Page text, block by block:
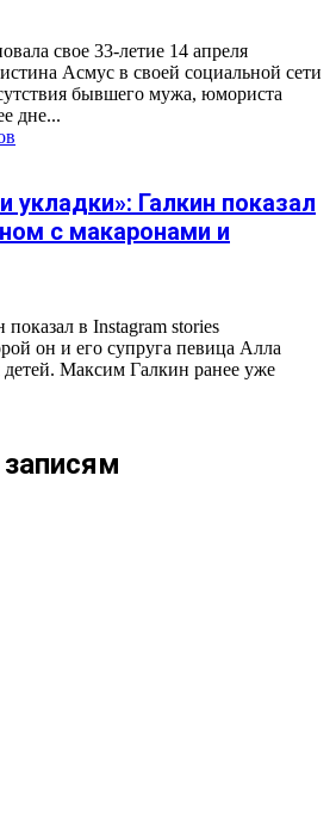
свое 33-летие 14 апреля
Асмус в своей социальной сети
бывшего мужа, юмориста
дне...
укладки»: Галкин показал
с макаронами и
в Instagram stories
он и его супруга певица Алла
детей. Максим Галкин ранее уже